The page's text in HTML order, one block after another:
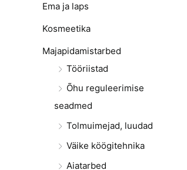
Ema ja laps
Kosmeetika
Majapidamistarbed
Tööriistad
Õhu reguleerimise
seadmed
Tolmuimejad, luudad
Väike köögitehnika
Aiatarbed